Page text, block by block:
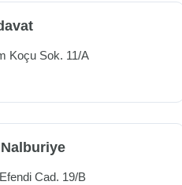
Koçu Sok. 11/A
Cad. 19/B